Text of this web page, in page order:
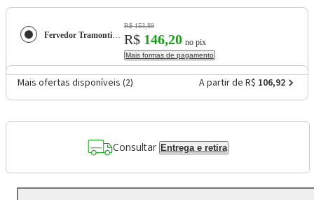
Fervedor Tramontina Sicília em Alumínio com Revestimento Interno e Externo em Antiaderente Starflon Excellent Avelã - 1,9 L
R$ 153,89
R$ 146,20 no pix
Mais formas de pagamento
Mais ofertas disponíveis (2) A partir de R$ 106,92
Consultar Entrega e retira